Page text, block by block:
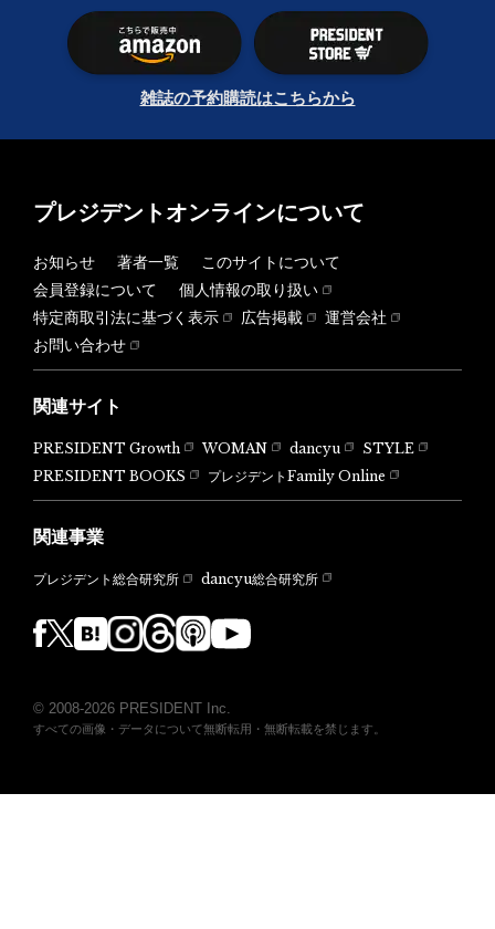
雑誌の予約購読はこちらから
プレジデントオンラインについて
お知らせ 著者一覧
このサイトについて
会員登録について
個人情報の取り扱い
特定商取引法に基づく表示
広告掲載
運営会社
お問い合わせ
関連サイト
PRESIDENT Growth WOMAN dancyu
STYLE
PRESIDENT BOOKS
プレジデントFamily Online
関連事業
プレジデント総合研究所 dancyu総合研究所
© 2008-2026 PRESIDENT Inc.
すべての画像・データについて無断転用・無断転載を禁じます。